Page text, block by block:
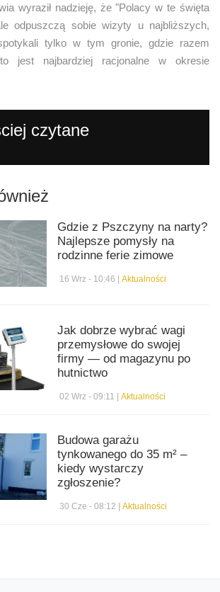
wyraził nadzieję, że "Polacy w te święta
odpuszczą sobie wizyty u najbliższych,
tylko w tym gronie, gdzie razem
jest najbardziej racjonalne w okresie
czytane
Gdzie z Pszczyny na narty?
Najlepsze pomysły na
rodzinne ferie zimowe
16 Wrz - 10:46 |Aktualności
Jak dobrze wybrać wagi
przemysłowe do swojej
firmy — od magazynu po
hutnictwo
02 Wrz - 09:11 |Aktualności
Budowa garażu
tynkowanego do 35 m² –
kiedy wystarczy
zgłoszenie?
30 Cze - 08:12 |Aktualności